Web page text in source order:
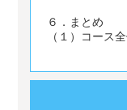
６．まとめ
（１）コース